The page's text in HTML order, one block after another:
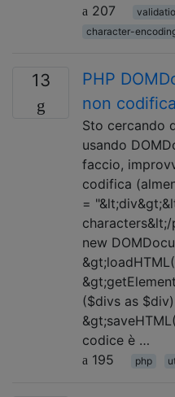
207
character-
13
PHP
non
Sto cercando
usando
faccio,
codifica
=
new
($divs as
codice è …
195
php